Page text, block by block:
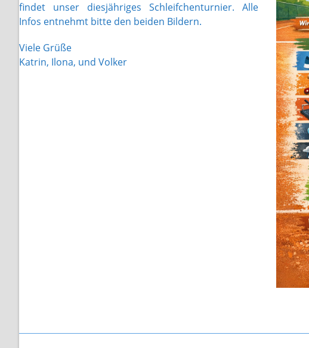
findet unser diesjähriges Schleifchenturnier. Alle
Infos entnehmt bitte den beiden Bildern.
Viele Grüße
Katrin, Ilona, und Volker